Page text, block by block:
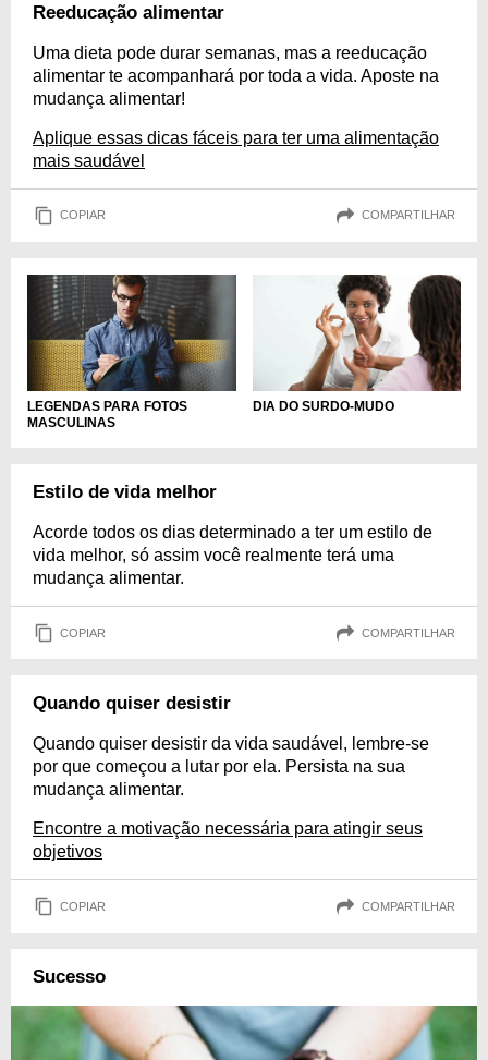
Reeducação alimentar
Uma dieta pode durar semanas, mas a reeducação
alimentar te acompanhará por toda a vida. Aposte na
mudança alimentar!
Aplique essas dicas fáceis para ter uma alimentação
mais saudável
COPIAR COMPARTILHAR
LEGENDAS PARA FOTOS
MASCULINAS
DIA DO SURDO-MUDO
Estilo de vida melhor
Acorde todos os dias determinado a ter um estilo de
vida melhor, só assim você realmente terá uma
mudança alimentar.
COPIAR COMPARTILHAR
Quando quiser desistir
Quando quiser desistir da vida saudável, lembre-se
por que começou a lutar por ela. Persista na sua
mudança alimentar.
Encontre a motivação necessária para atingir seus
objetivos
COPIAR COMPARTILHAR
Sucesso